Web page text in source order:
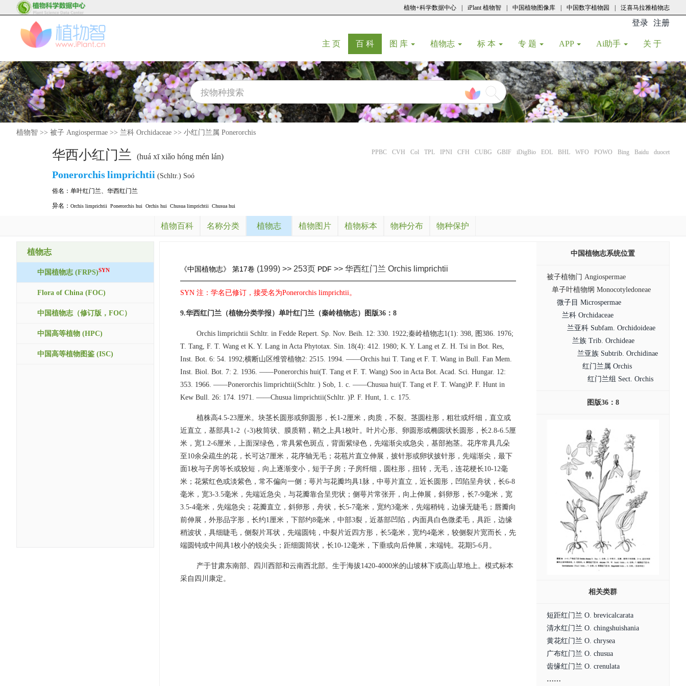
植物+科学数据中心 iPlant 植物智 中国植物图像库 中国数字植物园 泛喜马拉雅植物志
登录 注册
主 页(current)
百 科(current)
图 库 植物志 标 本 专 题 APP Ai助手 关 于
植物智 >> 被子 Angiospermae >> 兰科 Orchidaceae >> 小红门兰属 Ponerorchis
华西小红门兰 (huá xī xiǎo hóng mén lán) PPBC CVH Col TPL IPNI CFH CUBG GBIF iDigBio EOL BHL WFO POWO Bing Baidu duocet
Ponerorchislimprichtii (Schltr.) Soó
俗名： 单叶红门兰、 华西红门兰
异名： Orchis limprichtii Ponerorchis hui Orchis hui Chusua limprichtii Chusua hui
植物百科 名称分类 植物志 植物图片 植物标本 物种分布 物种保护
植物志
中国植物志 (FRPS)SYN
Flora of China (FOC)
中国植物志（修订版，FOC）
中国高等植物 (HPC)
中国高等植物图鉴 (ISC)
《中国植物志》 第17卷 (1999) >> 253页 PDF >> 华西红门兰 Orchis limprichtii
SYN 注：学名已修订，接受名为Ponerorchis limprichtii。
9.华西红门兰（植物分类学报）单叶红门兰（秦岭植物志）图版36：8
Orchis limprichtii Schltr. in Fedde Repert. Sp. Nov. Beih. 12: 330. 1922;秦岭植物志1(1): 398, 图386. 1976;
T. Tang, F. T. Wang et K. Y. Lang in Acta Phytotax. Sin. 18(4): 412. 1980; K. Y. Lang et Z. H. Tsi in Bot. Res,
Inst. Bot. 6: 54. 1992;横断山区维管植物2: 2515. 1994. ——Orchis hui T. Tang et F. T. Wang in Bull. Fan Mem.
Inst. Biol. Bot. 7: 2. 1936. ——Ponerorchis hui(T. Tang et F. T. Wang) Soo in Acta Bot. Acad. Sci. Hungar. 12:
353. 1966. ——Ponerorchis limprichtii(Schltr. ) Sob, 1. c. ——Chusua hui(T. Tang et F. T. Wang)P. F. Hunt in
Kew Bull. 26: 174. 1971. ——Chusua limprichtii(Schltr. )P. F. Hunt, 1. c. 175.
植株高4.5-23厘米。块茎长圆形或卵圆形，长1-2厘米，肉质，不裂。茎圆柱形，粗壮或纤细，直立或
近直立，基部具1-2（-3)枚筒状、膜质鞘，鞘之上具1枚叶。叶片心形、卵圆形或椭圆状长圆形，长2.8-6.5厘
米，宽1.2-6厘米，上面深绿色，常具紫色斑点，背面紫绿色，先端渐尖或急尖，基部抱茎。花序常具几朵
至10余朵疏生的花，长可达7厘米，花序轴无毛；花苞片直立伸展，披针形或卵状披针形，先端渐尖，最下
面1枚与子房等长或较短，向上逐渐变小，短于子房；子房纤细，圆柱形，扭转，无毛，连花梗长10-12毫
米；花紫红色或淡紫色，常不偏向一侧；萼片与花瓣均具1脉，中萼片直立，近长圆形，凹陷呈舟状，长6-8
毫米，宽3-3.5毫米，先端近急尖，与花瓣靠合呈兜状；侧萼片常张开，向上伸展，斜卵形，长7-9毫米，宽
3.5-4毫米，先端急尖；花瓣直立，斜卵形，舟状，长5-7毫米，宽约3毫米，先端稍钝，边缘无睫毛；唇瓣向
前伸展，外形品字形，长约1厘米，下部约8毫米，中部3裂，近基部凹陷，内面具白色微柔毛，具距，边缘
稍波状，具细睫毛，侧裂片耳状，先端圆钝，中裂片近四方形，长5毫米，宽约4毫米，较侧裂片宽而长，先
端圆钝或中间具1枚小的锐尖头；距细圆筒状，长10-12毫米，下垂或向后伸展，末端钝。花期5-6月。
产于甘肃东南部、四川西部和云南西北部。生于海拔1420-4000米的山坡林下或高山草地上。模式标本
采自四川康定。
中国植物志系统位置
被子植物门 Angiospermae
单子叶植物纲 Monocotyledoneae
微子目 Microspermae
兰科 Orchidaceae
兰亚科 Subfam. Orchidoideae
兰族 Trib. Orchideae
兰亚族 Subtrib. Orchidinae
红门兰属 Orchis
红门兰组 Sect. Orchis
图版36：8
相关类群
短距红门兰 O. brevicalcarata
清水红门兰 O. chingshuishania
黄花红门兰 O. chrysea
广布红门兰 O. chusua
齿缘红门兰 O. crenulata
……